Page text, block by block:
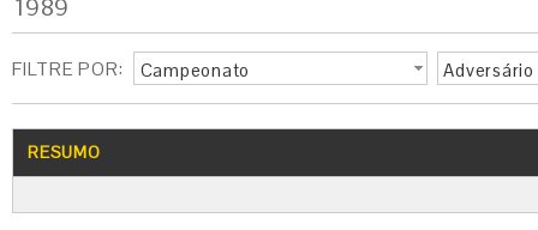
1989
FILTRE POR: Campeonato Adversário
RESUMO